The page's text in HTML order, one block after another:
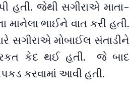
હતી. જેથી સગીરાએ માતા-
માનેલા ભાઈને વાત કરી હતી.
સગીરાએ મોબાઈલ સંતાડીને
હરકત કેદ થઈ હતી. જે બાદ
કરવામાં આવી હતી.